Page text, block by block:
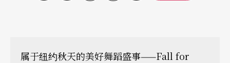
属于纽约秋天的美好舞蹈盛事——Fall for